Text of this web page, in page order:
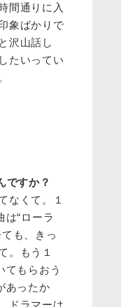
間通りに入
象ばかりで
沢山話し
たいってい
ですか？
なくて。１
は“ローラ
も、きっ
。もう１
てもらおう
あったか
ドラマーは